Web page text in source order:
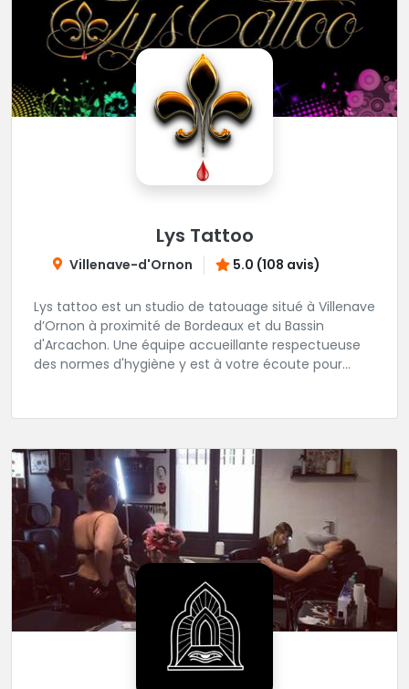
Lys Tattoo
Villenave-d'Ornon 5.0 (108 avis)
Lys tattoo est un studio de tatouage situé à Villenave
d’Ornon à proximité de Bordeaux et du Bassin
d'Arcachon. Une équipe accueillante respectueuse
des normes d'hygiène y est à votre écoute pour